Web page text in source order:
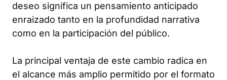
deseo significa un pensamiento anticipado
enraizado tanto en la profundidad narrativa
como en la participación del público.
La principal ventaja de este cambio radica en
el alcance más amplio permitido por el formato